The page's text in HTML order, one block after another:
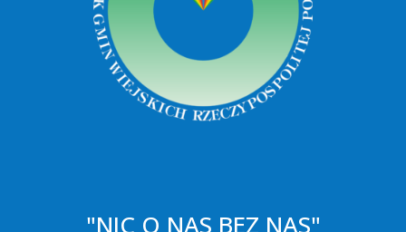
"NIC O NAS BEZ NAS"